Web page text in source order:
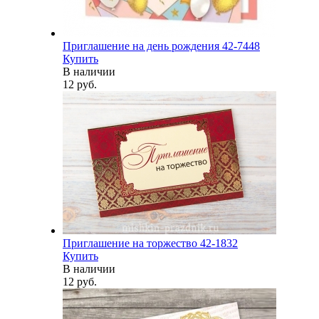
Приглашение на день рождения 42-7448
Купить
В наличии
12 руб.
Приглашение на торжество 42-1832
Купить
В наличии
12 руб.